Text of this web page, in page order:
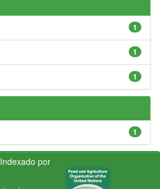
1
1
1
1
Indexado por